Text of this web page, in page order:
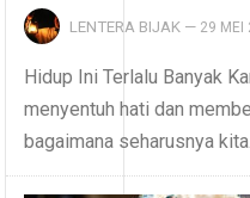
LENTERA BIJAK — 29 MEI
Hidup Ini Terlalu Banyak
menyentuh hati dan
bagaimana seharusnya